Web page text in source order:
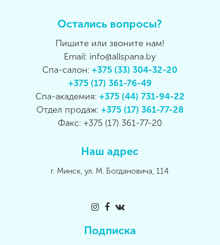
Остались вопросы?
Пишите или звоните нам!
Email: info@allspana.by
Спа-салон:+375 (33) 304-32-20
+375 (17) 361-76-49
Спа-академия: +375 (44) 731-94-22
Отдел продаж: +375 (17) 361-77-28
Факс: +375 (17) 361-77-20
Наш адрес
г. Минск, ул. М. Богдановича, 114
Подписка